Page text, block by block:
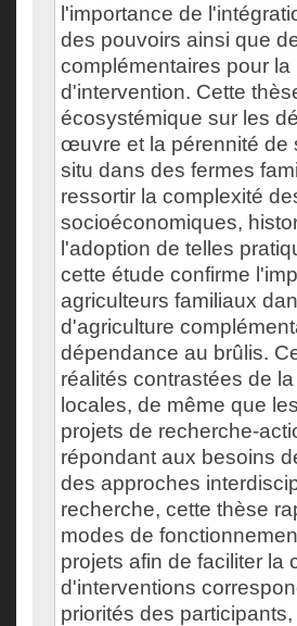
l'importance de
des pouvoirs ainsi que
complémentaires pour
d'intervention. Cette
écosystémique sur les
œuvre et la pérennité de
situ dans des fermes
ressortir la complexité
socioéconomiques,
l'adoption de telles
cette étude confirme
agriculteurs familiaux
d'agriculture
dépendance au brûlis.
réalités contrastées de
locales, de même que
projets de recherche-
répondant aux besoins
des approches
recherche, cette thèse
modes de
projets afin de faciliter la
d'interventions
priorités des